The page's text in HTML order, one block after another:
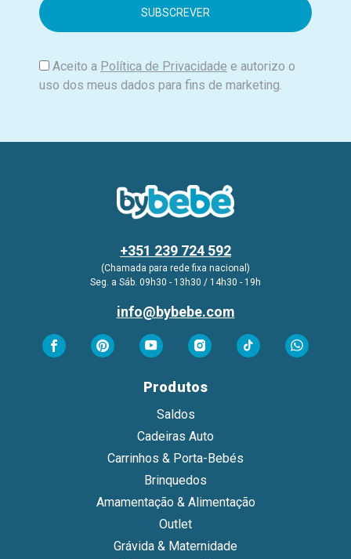
i
Aceito a Política de Privacidade e autorizo o
uso dos meus dados para fins de marketing.
+351 239 724 592
(Chamada para rede fixa nacional)
Seg. a Sáb. 09h30 - 13h30 / 14h30 - 19h
info@bybebe.com
Produtos
Saldos
Cadeiras Auto
Carrinhos & Porta-Bebés
Brinquedos
Amamentação & Alimentação
Outlet
Grávida & Maternidade